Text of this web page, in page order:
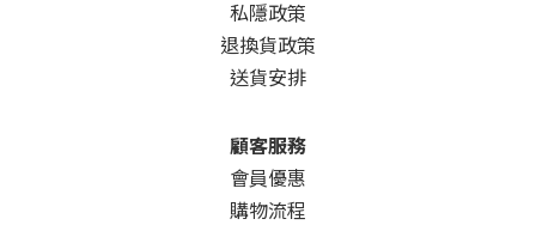
私隱政策
退換貨政策
送貨安排
顧客服務
會員優惠
購物流程